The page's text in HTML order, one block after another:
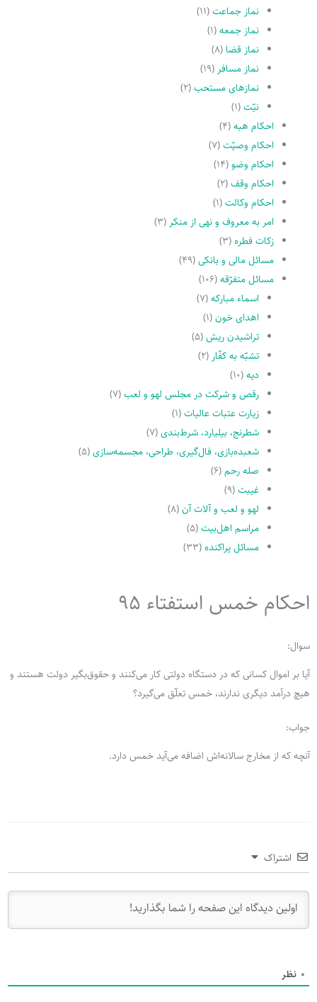
نماز جماعت(۱۱)
نماز جمعه(۱)
نماز قضا(۸)
نماز مسافر (۱۹)
نمازهاى مستحب(۲)
نیّت(۱)
احکام هبه(۴)
احکام وصیّت(۷)
احکام وضو(۱۴)
احکام وقف(۲)
احکام وکالت(۱)
امر به معروف و نهى از منکر (۳)
زکات فطره(۳)
مسائل مالی و بانکی(۴۹)
مسائل متفرّقه(۱۰۶)
اسماء مبارکه(۷)
اهدای خون(۱)
تراشیدن ریش(۵)
تشبّه به کفّار (۲)
دیه(۱۰)
رقص و شرکت در مجلس لهو و لعب(۷)
زیارت عتبات عالیات(۱)
شطرنج، بیلیارد، شرط‌بندی(۷)
شعبده‌بازی، فال‌گیری، طراحی، مجسمه‌سازی(۵)
صله رحم(۶)
غیبت(۹)
لهو و لعب و آلات آن(۸)
مراسم اهل‌بیت(۵)
مسائل پراکنده(۳۳)
احکام خمس استفتاء 95
سوال:
آیا بر اموال کسانی که در دستگاه دولتی کار می‌کنند و حقوق‌بگیر دولت هستند و
هیچ درآمد دیگری ندارند، خمس تعلّق می‌گیرد؟
جواب:
آنچه که از مخارج سالانه‌اش اضافه می‌آید خمس دارد.
اشتراک
0 نظر